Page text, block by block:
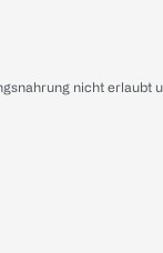
nicht erlaubt